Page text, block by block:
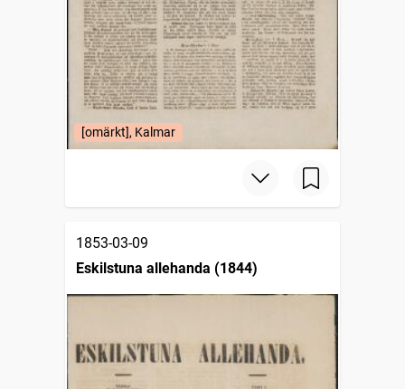
[omärkt], Kalmar
1853-03-09
Eskilstuna allehanda (1844)